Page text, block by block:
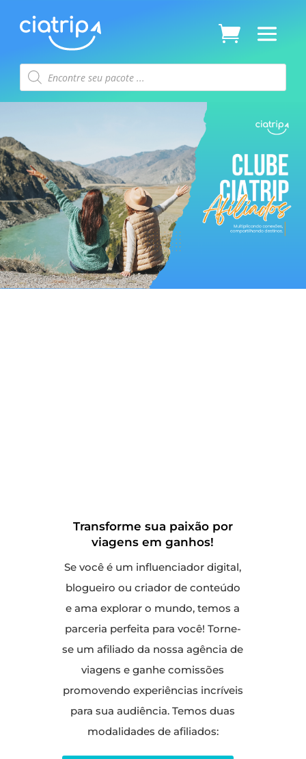
Pesquisar
produtos
Transforme sua paixão por
viagens em ganhos!
Se você é um influenciador digital,
blogueiro ou criador de conteúdo
e ama explorar o mundo, temos a
parceria perfeita para você! Torne-
se um afiliado da nossa agência de
viagens e ganhe comissões
promovendo experiências incríveis
para sua audiência. Temos duas
modalidades de afiliados: